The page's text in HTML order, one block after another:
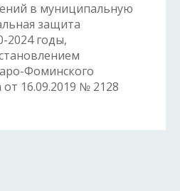
в муниципальную
защита
2024 годы,
Фоминского
от 16.09.2019 № 2128